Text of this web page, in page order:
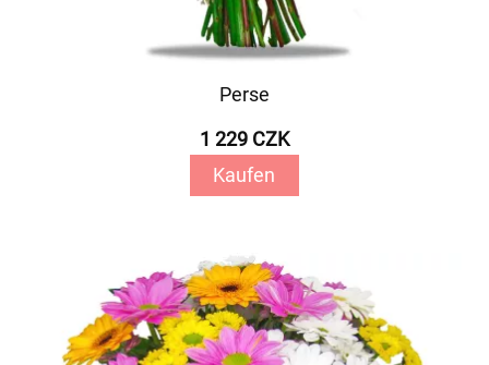
Perse
1 229 CZK
Kaufen